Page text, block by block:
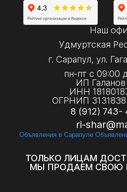
Наш
Удмуртская
г. Сарапул, ул.
пн-пт с 09:00
ИП
ИНН
ОГРНИП
8 (912) 743-
ri-
Объявления в Сарапуле
ТОЛЬКО ЛИЦАМ
МЫ ПРОДАЕМ СВОЮ